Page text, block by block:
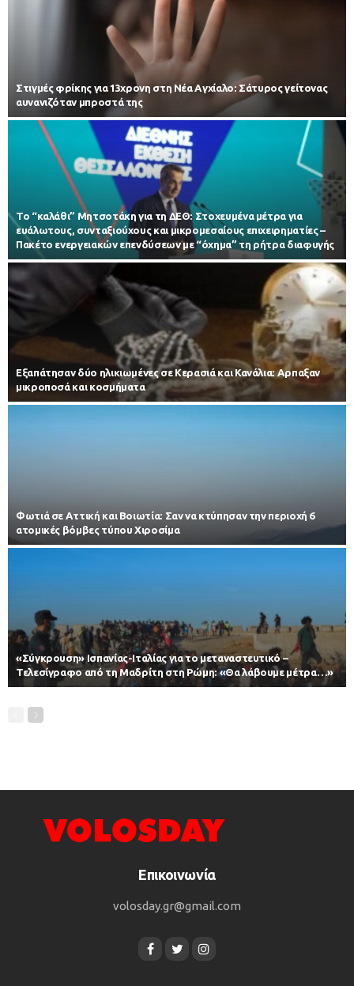
Στιγμές φρίκης για 13χρονη στη Νέα Αγχίαλο: Σάτυρος γείτονας
αυνανιζόταν μπροστά της
Το “καλάθι” Μητσοτάκη για τη ΔΕΘ: Στοχευμένα μέτρα για
ευάλωτους, συνταξιούχους και μικρομεσαίους επιχειρηματίες –
Πακέτο ενεργειακών επενδύσεων με “όχημα” τη ρήτρα διαφυγής
Εξαπάτησαν δύο ηλικιωμένες σε Κερασιά και Κανάλια: Αρπαξαν
μικροποσά και κοσμήματα
Φωτιά σε Αττική και Βοιωτία: Σαν να κτύπησαν την περιοχή 6
ατομικές βόμβες τύπου Χιροσίμα
«Σύγκρουση» Ισπανίας-Ιταλίας για το μεταναστευτικό –
Τελεσίγραφο από τη Μαδρίτη στη Ρώμη: «Θα λάβουμε μέτρα…»
Επικοινωνία
volosday.gr@gmail.com